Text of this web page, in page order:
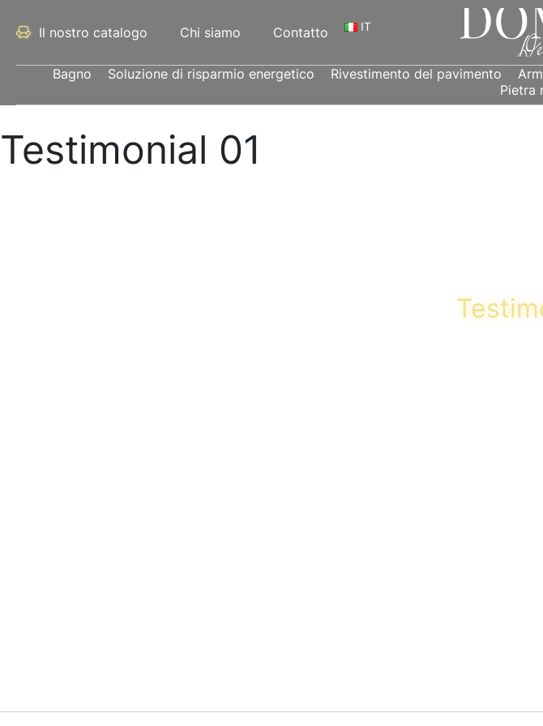
Il nostro catalogo Chi siamo Contatto IT
Bagno Soluzione di risparmio energetico Rivestimento del pavimento
Pietra
Testimonial 01